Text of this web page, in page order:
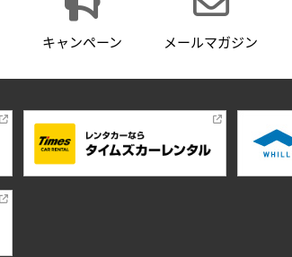
キャンペーン メールマガジン